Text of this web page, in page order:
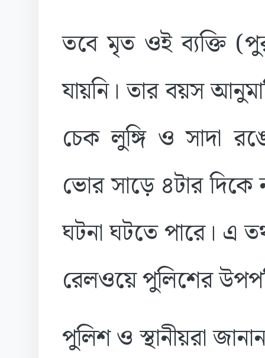
তবে মৃত ওই ব্যক্তি
যায়নি। তার বয়স
চেক লুঙ্গি ও সাদা
ভোর সাড়ে ৪টার দিকে
ঘটনা ঘটতে পারে। এ
রেলওয়ে পুলিশের
পুলিশ ও স্থানীয়রা